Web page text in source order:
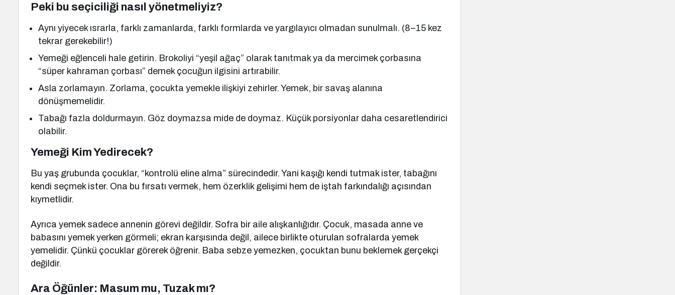
Peki bu seçiciliği nasıl yönetmeliyiz?
Aynı yiyecek ısrarla, farklı zamanlarda, farklı formlarda ve yargılayıcı olmadan sunulmalı. (8–15 kez
tekrar gerekebilir!)
Yemeği eğlenceli hale getirin. Brokoliyi “yeşil ağaç” olarak tanıtmak ya da mercimek çorbasına
“süper kahraman çorbası” demek çocuğun ilgisini artırabilir.
Asla zorlamayın. Zorlama, çocukta yemekle ilişkiyi zehirler. Yemek, bir savaş alanına
dönüşmemelidir.
Tabağı fazla doldurmayın. Göz doymazsa mide de doymaz. Küçük porsiyonlar daha cesaretlendirici
olabilir.
Yemeği Kim Yedirecek?
Bu yaş grubunda çocuklar, “kontrolü eline alma” sürecindedir. Yani kaşığı kendi tutmak ister, tabağını
kendi seçmek ister. Ona bu fırsatı vermek, hem özerklik gelişimi hem de iştah farkındalığı açısından
kıymetlidir.
Ayrıca yemek sadece annenin görevi değildir. Sofra bir aile alışkanlığıdır. Çocuk, masada anne ve
babasını yemek yerken görmeli; ekran karşısında değil, ailece birlikte oturulan sofralarda yemek
yemelidir. Çünkü çocuklar görerek öğrenir. Baba sebze yemezken, çocuktan bunu beklemek gerçekçi
değildir.
Ara Öğünler: Masum mu, Tuzak mı?